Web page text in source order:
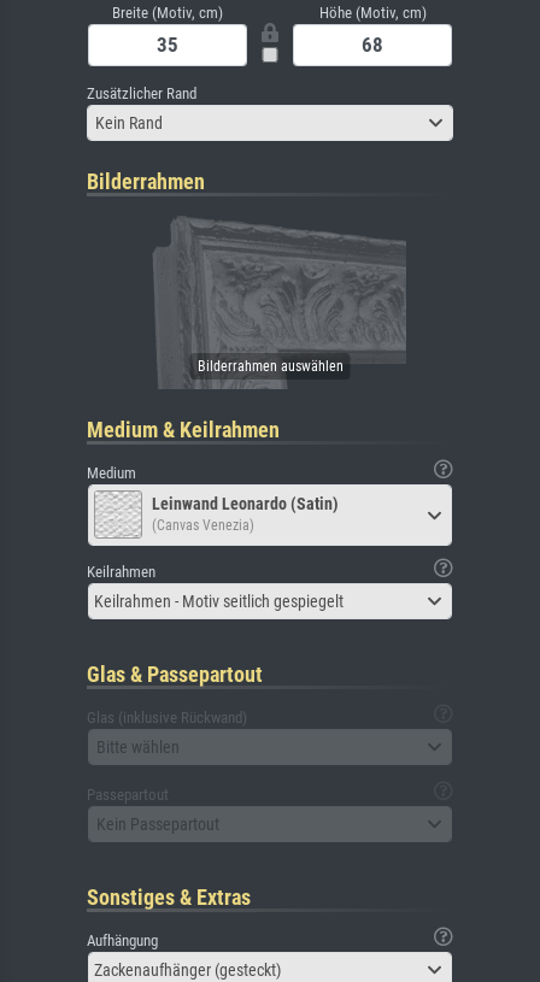
Breite (Motiv, cm) Höhe (Motiv, cm)
Zusätzlicher Rand
Kein Rand
Bilderrahmen
Medium & Keilrahmen
Medium
Leinwand Leonardo (Satin)
(Canvas Venezia)
Keilrahmen
Keilrahmen - Motiv seitlich gespiegelt
Glas & Passepartout
Glas (inklusive Rückwand)
Bitte wählen
Passepartout
Kein Passepartout
Sonstiges & Extras
Aufhängung
Zackenaufhänger (gesteckt)